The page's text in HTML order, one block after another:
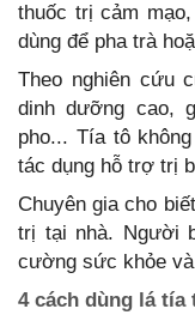
thuốc trị cảm
dùng để pha trà
Theo nghiên cứu
dinh dưỡng cao,
pho... Tía tô
tác dụng hỗ trợ trị
Chuyên gia cho
trị tại nhà. Người
cường sức khỏe
4 cách dùng lá tía